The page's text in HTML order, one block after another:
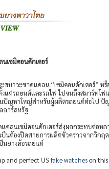
เซมิคอนดักเตอร์
สบาวะขาดแคลน “เซมิคอนดักเตอร์”
แต่รถยนต์และรถไฟ ไปจนถึงสมาร์ทโ
ปัญหาใหญ่สำหรับผู้ผลิตรถยนต์ต่อไป ปั
ลาร์สหรัฐ
คลนเซมิคอนดักเตอร์ส่งผลกระทบต่อห
นต้องปิดสายการผลิตชั่วคราวจากวิกฤ
นยางล้อรถยนต์
and perfect USfake watcheson this